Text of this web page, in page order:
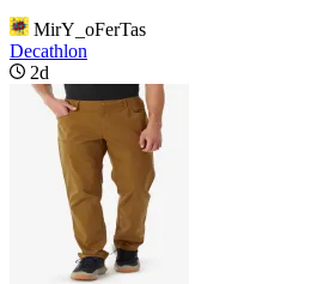
MirY_oFerTas
Decathlon
2d